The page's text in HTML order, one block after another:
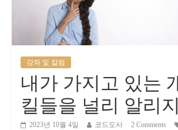
강좌 및 칼럼
내가 가지고 있는
킬들을 널리 알리
2023년 10월 4일 코드도사 2 Comments